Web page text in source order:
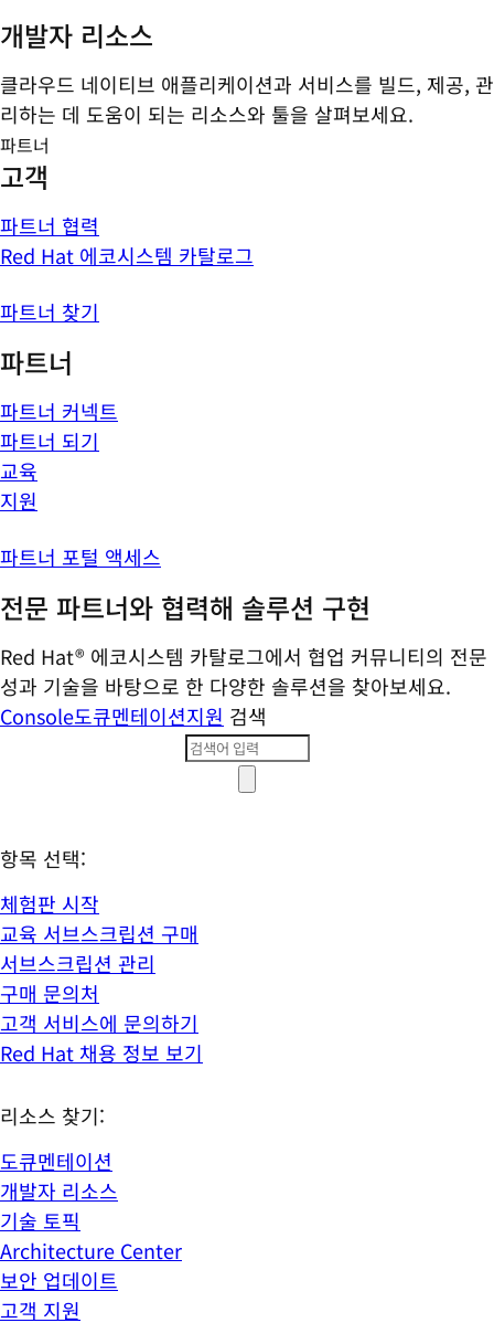
개발자 리소스
클라우드 네이티브 애플리케이션과 서비스를 빌드, 제공, 관
리하는 데 도움이 되는 리소스와 툴을 살펴보세요.
파트너
고객
파트너 협력
Red Hat 에코시스템 카탈로그
파트너 찾기
파트너
파트너 커넥트
파트너 되기
교육
지원
파트너 포털 액세스
전문 파트너와 협력해 솔루션 구현
Red Hat® 에코시스템 카탈로그에서 협업 커뮤니티의 전문
성과 기술을 바탕으로 한 다양한 솔루션을 찾아보세요.
Console도큐멘테이션지원 검색
항목 선택:
체험판 시작
교육 서브스크립션 구매
서브스크립션 관리
구매 문의처
고객 서비스에 문의하기
Red Hat 채용 정보 보기
리소스 찾기:
도큐멘테이션
개발자 리소스
기술 토픽
Architecture Center
보안 업데이트
고객 지원